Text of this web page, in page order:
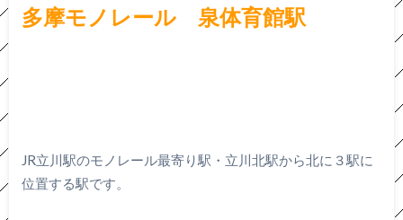
多摩モノレール 泉体育館駅
JR立川駅のモノレール最寄り駅・立川北駅から北に３駅に
位置する駅です。